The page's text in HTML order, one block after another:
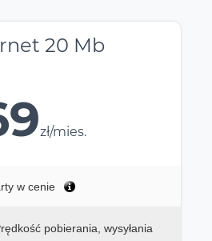
20 Mb
zł/mies.
w cenie
pobierania, wysyłania